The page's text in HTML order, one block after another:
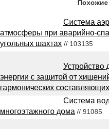
Похожие
Система
атмосферы при аварийно-
угольных шахтах // 103135
Устройство
энергии с защитой от
гармонических составляющих
Система
многоэтажного дома // 91085